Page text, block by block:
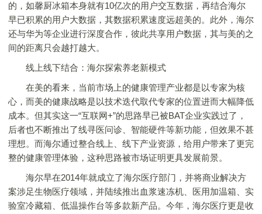
的，如馨厨冰箱本身就有10亿次的用户交互数据，再结合海尔
早已积累的用户大数据，其数据积累速度远超美的。此外，海尔
还与华为等企业进行深度合作，彼此共享用户数据，其与美的之
间的距离只会越打越大。
线上线下结合：海尔探索养老新模式
在美的看来，当前市场上的健康管理产业都是以专家为核
心，而美的健康战略是以技术迭代取代专家的位置进而大幅降低
成本。但其实这一“互联网+”的思路早已被BAT企业实践过了，
后者也不断推出了线寻医问诊、智能硬件等新功能，但效果不甚
理想。而海尔通过整合线上、线下产业资源，给用户带来了更完
整的健康管理体验，这种思路被市场证明更具发展前景。
海尔早在2014年就成立了海尔医疗部门，并将商业解决方
案涉足生物医疗领域，并陆续推出血浆速冻机、医用加温箱、实
验室冷藏箱、低温操作台等多款新产品。今年，海尔医疗更是收